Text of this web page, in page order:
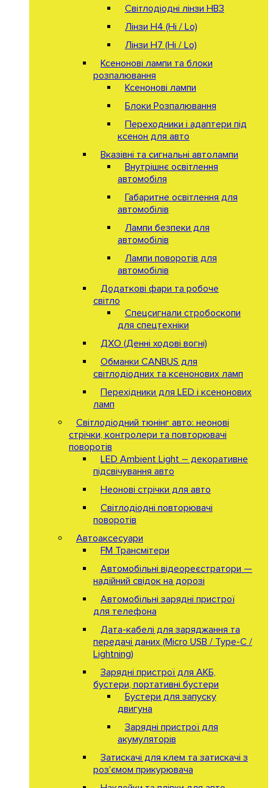
Світлодіодні лінзи HB3
Лінзи Н4 (Hi / Lo)
Лінзи Н7 (Hi / Lo)
Ксенонові лампи та блоки
розпалювання
Ксенонові лампи
Блоки Розпалювання
Переходники і адаптери під
ксенон для авто
Вказівні та сигнальні автолампи
Внутрішнє освітлення
автомобіля
Габаритне освітлення для
автомобілів
Лампи безпеки для
автомобілів
Лампи поворотів для
автомобілів
Додаткові фари та робоче
світло
Спецсигнали стробоскопи
для спецтехніки
ДХО (Денні ходові вогні)
Обманки CANBUS для
світлодіодних та ксенонових ламп
Перехідники для LED і ксенонових
ламп
Світлодіодний тюнінг авто: неонові
стрічки, контролери та повторювачі
поворотів
LED Ambient Light – декоративне
підсвічування авто
Неонові стрічки для авто
Світлодіодні повторювачі
поворотів
Автоаксесуари
FM Трансмітери
Автомобільні відеореєстратори —
надійний свідок на дорозі
Автомобільні зарядні пристрої
для телефона
Дата-кабелі для заряджання та
передачі даних (Micro USB / Type-C /
Lightning)
Зарядні пристрої для АКБ,
бустери, портативні бустери
Бустери для запуску
двигуна
Зарядні пристрої для
акумуляторів
Затискачі для клем та затискачі з
роз'ємом прикурювача